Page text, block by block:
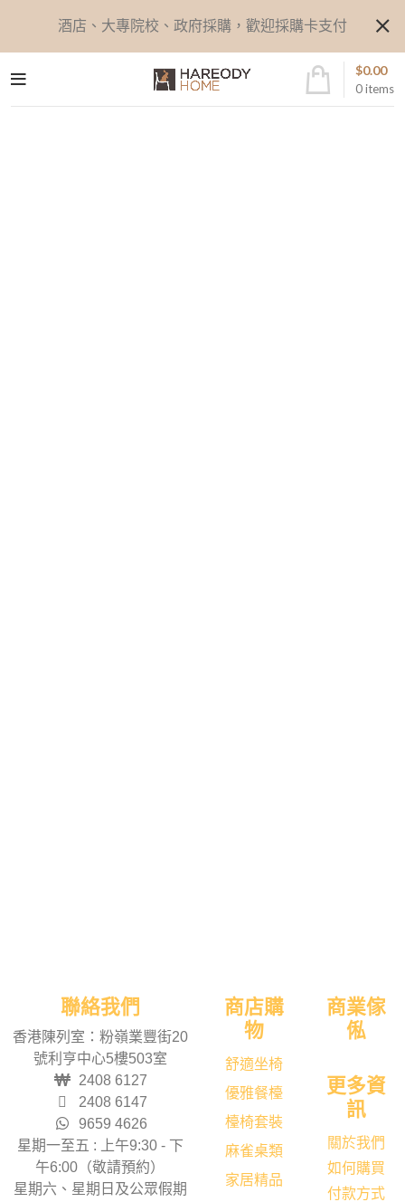
0items
$0.00
聯絡我們
香港陳列室：粉嶺業豐街20
號利亨中心5樓503室
2408 6127
2408 6147
9659 4626
星期一至五 : 上午9:30 - 下
午6:00（敬請預約）
星期六、星期日及公眾假期
商店購
物
舒適坐椅
優雅餐檯
檯椅套裝
麻雀桌類
家居精品
商業傢
俬
更多資
訊
關於我們
如何購買
付款方式
酒店、大專院校、政府採購，歡迎採購卡支付